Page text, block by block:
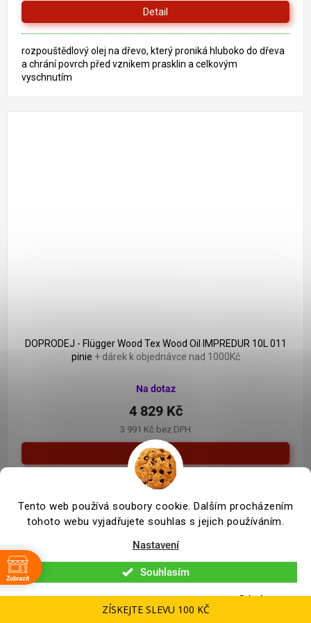
Tento web používá soubory cookie. Dalším procházením
tohoto webu vyjadřujete souhlas s jejich používáním.
Nastavení
Odmítnout
Souhlasím
Detail
rozpouštědlový olej na dřevo, který proniká hluboko do dřeva
a chrání povrch před vznikem prasklin a celkovým
vyschnutím
DOPRODEJ - Flügger Wood Tex Wood Oil IMPREDUR 10L 011
pinie + dárek k objednávce nad 1000Kč
Na dotaz
3 991 Kč bez DPH
4 829 Kč
Detail
Speciální olej, který je založený na vodě. Tento produkt je
vysoce voděodolný, chrání povrch před slunečním zářením,
tudíž barva a lesk dlouhodobě drží.
Zobrazit
ZÍSKEJTE SLEVU 100 KČ